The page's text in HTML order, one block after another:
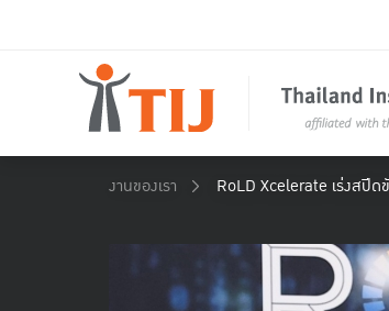
งานของเรา RoLD Xcelerate เร่งสปี